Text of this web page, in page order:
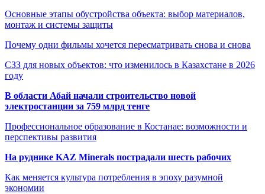
Основные этапы обустройства объекта: выбор материалов,
монтаж и системы защиты
Почему одни фильмы хочется пересматривать снова и снова
СЗЗ для новых объектов: что изменилось в Казахстане в 2026
году
В области Абай начали строительство новой
электростанции за 759 млрд тенге
Профессиональное образование в Костанае: возможности и
перспективы развития
На руднике KAZ Minerals пострадали шесть рабочих
Как меняется культура потребления в эпоху разумной
экономии